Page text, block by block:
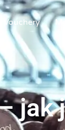
Vouchery
jak